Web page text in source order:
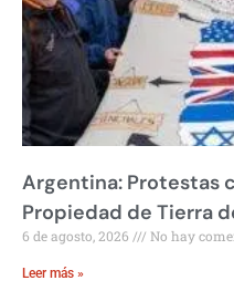
Argentina: Protestas
Propiedad de Tierra
6 de agosto, 2026 No hay
Leer más »